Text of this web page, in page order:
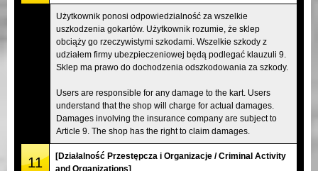
Użytkownik ponosi odpowiedzialność za wszelkie
uszkodzenia gokartów. Użytkownik rozumie, że sklep
obciąży go rzeczywistymi szkodami. Wszelkie szkody z
udziałem firmy ubezpieczeniowej będą podlegać klauzuli 9.
Sklep ma prawo do dochodzenia odszkodowania za szkody.
Users are responsible for any damage to the kart. Users
understand that the shop will charge for actual damages.
Damages involving the insurance company are subject to
Article 9. The shop has the right to claim damages.
11
[Działalność Przestępcza i Organizacje / Criminal Activity
and Organizations]